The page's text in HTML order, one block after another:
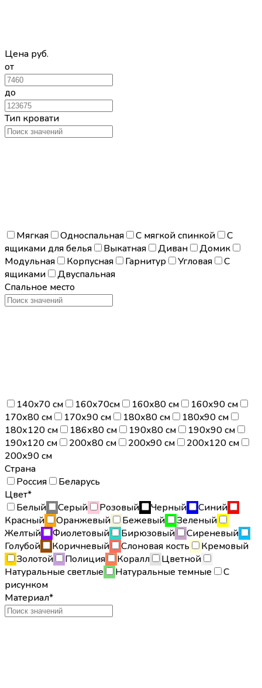
Цена руб.
от
до
Тип кровати
Мягкая Односпальная С мягкой спинкой
С
ящиками для белья
Выкатная Диван
Домик
Модульная
Корпусная Гарнитур Угловая
С
ящиками
Двуспальная
Спальное место
140x70 см 160х70см 160х80 см
160х90 см
170х80 см
170х90 см 180х80 см
180x90 см
180х120 см
186х80 см 190х80 см
190х90 см
190x120 см
200х80 см 200x90 см
200x120 см
200х90 см
Страна
Россия
Беларусь
Цвет*
Белый
Серый Розовый Черный
Синий
Красный
Оранжевый Бежевый
Зеленый
Желтый
Фиолетовый Бирюзовый
Сиреневый
Голубой
Коричневый Слоновая кость
Кремовый
Золотой
Полиция Коралл
Цветной
Натуральные светлые
Натуральные темные
С
рисунком
Материал*